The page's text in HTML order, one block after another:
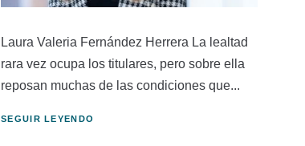
Laura Valeria Fernández Herrera La lealtad
rara vez ocupa los titulares, pero sobre ella
reposan muchas de las condiciones que...
SEGUIR LEYENDO